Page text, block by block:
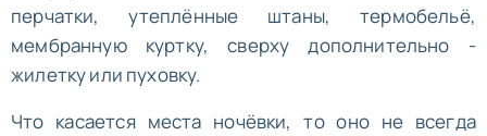
перчатки, утеплённые штаны, термобельё,
мембранную куртку, сверху дополнительно -
жилетку или пуховку.
Что касается места ночёвки, то оно не всегда